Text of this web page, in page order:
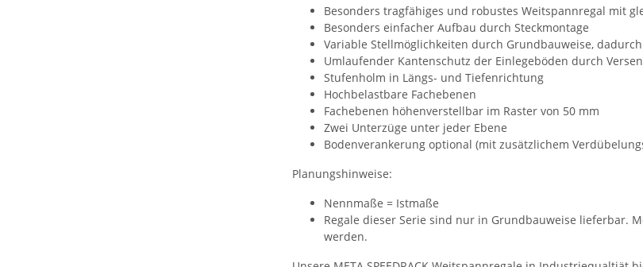
Besonders tragfähiges und robustes Weitspannregal mit
Besonders einfacher Aufbau durch Steckmontage
Variable Stellmöglichkeiten durch Grundbauweise,
Umlaufender Kantenschutz der Einlegeböden durch
Stufenholm in Längs- und Tiefenrichtung
Hochbelastbare Fachebenen
Fachebenen höhenverstellbar im Raster von 50 mm
Zwei Unterzüge unter jeder Ebene
Bodenverankerung optional (mit zusätzlichem
Planungshinweise:
Nennmaße = Istmaße
Regale dieser Serie sind nur in Grundbauweise lieferbar.
werden.